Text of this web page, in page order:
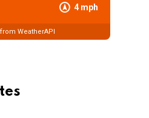
4 mph
WeatherAPI